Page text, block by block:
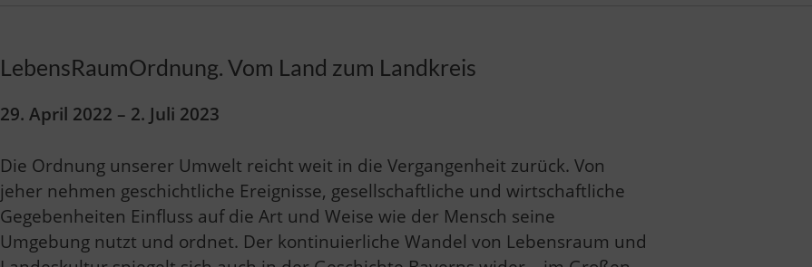
LebensRaumOrdnung. Vom Land zum Landkreis
29. April 2022 – 2. Juli 2023
Die Ordnung unserer Umwelt reicht weit in die Vergangenheit zurück. Von
jeher nehmen geschichtliche Ereignisse, gesellschaftliche und wirtschaftliche
Gegebenheiten Einfluss auf die Art und Weise wie der Mensch seine
Umgebung nutzt und ordnet. Der kontinuierliche Wandel von Lebensraum und